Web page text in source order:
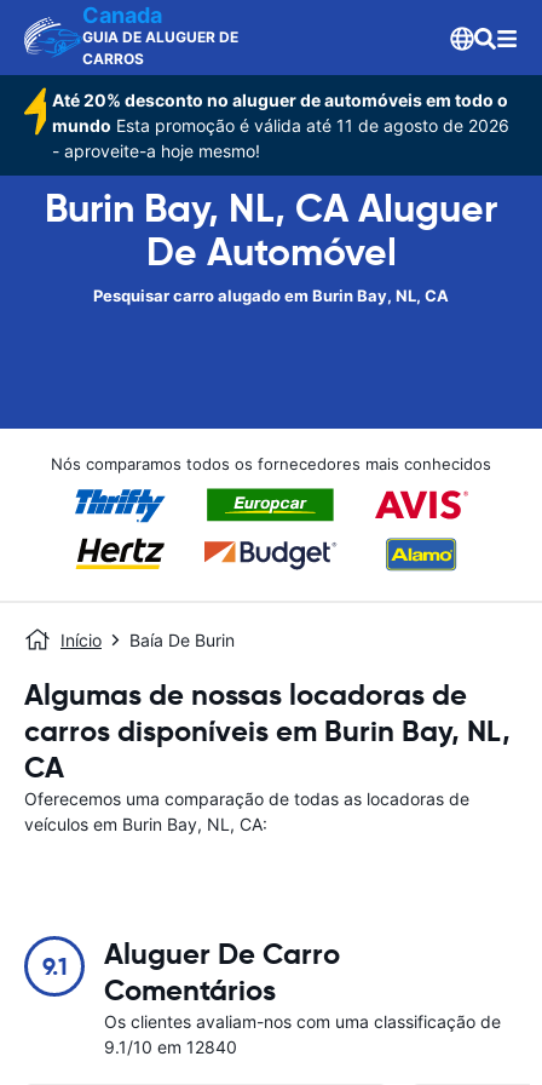
Canada
GUIA DE ALUGUER DE
CARROS
Até 20% desconto no aluguer de automóveis em todo o
mundo Esta promoção é válida até 11 de agosto de 2026
- aproveite-a hoje mesmo!
Burin Bay, NL, CA Aluguer
De Automóvel
Pesquisar carro alugado em Burin Bay, NL, CA
Nós comparamos todos os fornecedores mais conhecidos
Início Baía De Burin
Algumas de nossas locadoras de
carros disponíveis em Burin Bay, NL,
CA
Oferecemos uma comparação de todas as locadoras de
veículos em Burin Bay, NL, CA:
9.1
Aluguer De Carro
Comentários
Os clientes avaliam-nos com uma classificação de
9.1/10 em 12840